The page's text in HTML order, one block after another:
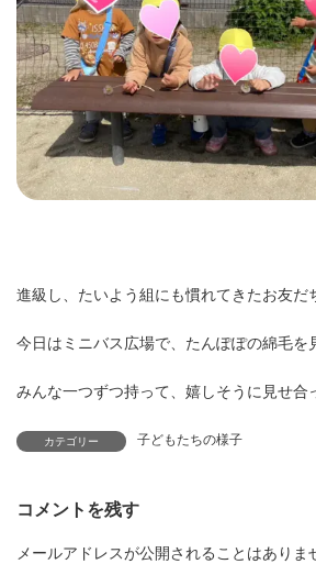
進級し、たいよう組にも慣れてきたお友だ
今日はミニバス広場で、たんぽぽの綿毛を
みんな一つずつ持って、嬉しそうに見せ
カテゴリー 子どもたちの様子
コメントを残す
メールアドレスが公開されることはありま